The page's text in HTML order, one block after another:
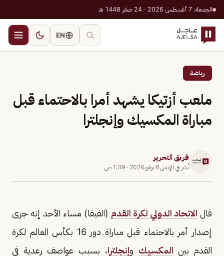
الجمعة، 7 أغسطس 2026 · 24 صفر 1448 هـ
EN
رياضة
ملعب أزتيكا يشهد أمرا بالاحتماء قبل
مباراة المكسيك وإنجلترا
فريق التحرير
نُشر في الإثنين 6 يوليو 2026 · 1:39 ص
قال الاتحاد الدولي لكرة القدم (الفيفا) مساء الأحد إنه جرى
إصدار أمر بالاحتماء قبل مباراة دور 16 بكأس العالم لكرة
القدم بين المكسيك وإنجلترا، بسبب عواصف رعدية في